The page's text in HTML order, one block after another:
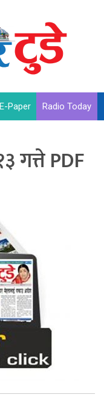
E-Paper Radio Today
गत्ते PDF